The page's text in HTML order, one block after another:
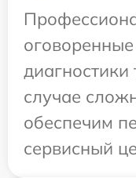
случае
обеспечим
сервисный